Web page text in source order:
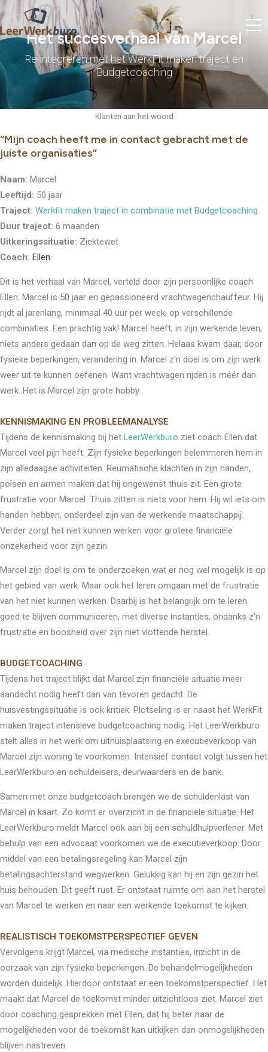
Het succesverhaal van Marcel
Re-integreren met het WerkFit maken traject en
Budgetcoaching
Klanten aan het woord
“Mijn coach heeft me in contact gebracht met de
juiste organisaties”
Naam: Marcel
Leeftijd: 50 jaar
Traject: Werkfit maken traject in combinatie met Budgetcoaching
Duur traject: 6 maanden
Uitkeringssituatie: Ziektewet
Coach: Ellen
Dit is het verhaal van Marcel, verteld door zijn persoonlijke coach
Ellen. Marcel is 50 jaar en gepassioneerd vrachtwagenchauffeur. Hij
rijdt al jarenlang, minimaal 40 uur per week, op verschillende
combinaties. Een prachtig vak! Marcel heeft, in zijn werkende leven,
niets anders gedaan dan op de weg zitten. Helaas kwam daar, door
fysieke beperkingen, verandering in. Marcel z'n doel is om zijn werk
weer uit te kunnen oefenen. Want vrachtwagen rijden is méér dan
werk. Het is Marcel zijn grote hobby.
KENNISMAKING EN PROBLEEMANALYSE
Tijdens de kennismaking bij het LeerWerkburo ziet coach Ellen dat
Marcel veel pijn heeft. Zijn fysieke beperkingen belemmeren hem in
zijn alledaagse activiteiten. Reumatische klachten in zijn handen,
polsen en armen maken dat hij ongewenst thuis zit. Een grote
frustratie voor Marcel. Thuis zitten is niets voor hem. Hij wil iets om
handen hebben, onderdeel zijn van de werkende maatschappij.
Verder zorgt het niet kunnen werken voor grotere financiële
onzekerheid voor zijn gezin.
Marcel zijn doel is om te onderzoeken wat er nog wel mogelijk is op
het gebied van werk. Maar ook het leren omgaan met de frustratie
van het niet kunnen werken. Daarbij is het belangrijk om te leren
goed te blijven communiceren, met diverse instanties, ondanks z'n
frustratie en boosheid over zijn niet vlottende herstel.
BUDGETCOACHING
Tijdens het traject blijkt dat Marcel zijn financiële situatie meer
aandacht nodig heeft dan van tevoren gedacht. De
huisvestingssituatie is ook kritiek. Plotseling is er naast het WerkFit
maken traject intensieve budgetcoaching nodig. Het LeerWerkburo
stelt alles in het werk om uithuisplaatsing en executieverkoop van
Marcel zijn woning te voorkomen. Intensief contact volgt tussen het
LeerWerkburo en schuldeisers, deurwaarders en de bank.
Samen met onze budgetcoach brengen we de schuldenlast van
Marcel in kaart. Zo komt er overzicht in de financiële situatie. Het
LeerWerkburo meldt Marcel ook aan bij een schuldhulpverlener. Met
behulp van een advocaat voorkomen we de executieverkoop. Door
middel van een betalingsregeling kan Marcel zijn
betalingsachterstand wegwerken. Gelukkig kan hij en zijn gezin het
huis behouden. Dit geeft rust. Er ontstaat ruimte om aan het herstel
van Marcel te werken en naar een werkende toekomst te kijken.
REALISTISCH TOEKOMSTPERSPECTIEF GEVEN
Vervolgens krijgt Marcel, via medische instanties, inzicht in de
oorzaak van zijn fysieke beperkingen. De behandelmogelijkheden
worden duidelijk. Hierdoor ontstaat er een toekomstperspectief. Het
maakt dat Marcel de toekomst minder uitzichtloos ziet. Marcel ziet
door coaching gesprekken met Ellen, dat hij beter naar de
mogelijkheden voor de toekomst kan uitkijken dan onmogelijkheden
blijven nastreven.